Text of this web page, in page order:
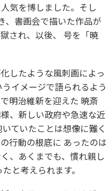
気を博しました。そし
、書画会で描いた作品が
され、以後、 号を「暁
したような風刺画によっ
イメージで語られるよう
明治維新を迎えた 暁斎
、新しい政府や急速な近
ていたことは想像に難く
行動の根底に あったのは
、あくまでも、慣れ親し
と考えられます。